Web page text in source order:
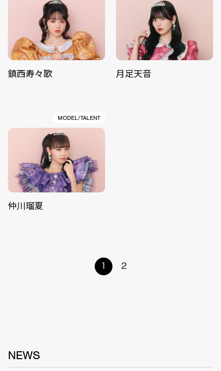
鎮西寿々歌 月足天音
MODEL/TALENT
仲川瑠夏
1 2
NEWS